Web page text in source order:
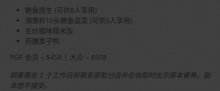
鲍鱼捞生 (可供8人享用)
潮樂轩10头鲍鱼盆菜 (可供5人享用)
生炒腊味糯米饭
药膳栗子鸭
PGR 会员 – $458 | 大众 – $508
顾客需在 3 个工作日前联系索取分店并在收取时出示原本餐券。副
本恕不接受。